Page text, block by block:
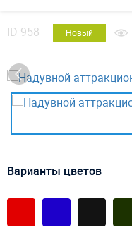
ID 958 Новый
Варианты цветов